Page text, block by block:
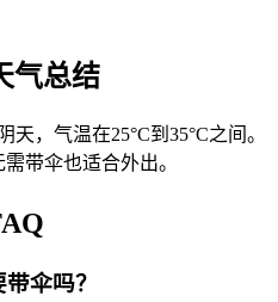
气总结
天，气温在25°C到35°C之间。
带伞也适合外出。
伞吗？